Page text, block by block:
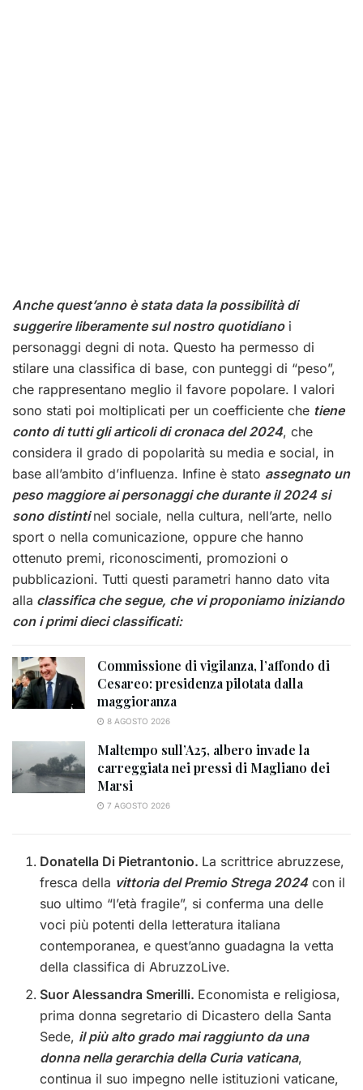
Anche quest’anno è stata data la possibilità di
suggerire liberamente sul nostro quotidianoi
personaggi degni di nota. Questo ha permesso di
stilare una classifica di base, con punteggi di “peso”,
che rappresentano meglio il favore popolare. I valori
sono stati poi moltiplicati per un coefficiente che tiene
conto di tutti gli articoli di cronaca del 2024, che
considera il grado di popolarità su media e social, in
base all’ambito d’influenza. Infine è stato assegnato un
peso maggiore ai personaggi che durante il 2024 si
sono distintinel sociale, nella cultura, nell’arte, nello
sport o nella comunicazione, oppure che hanno
ottenuto premi, riconoscimenti, promozioni o
pubblicazioni. Tutti questi parametri hanno dato vita
alla classifica che segue, che vi proponiamo iniziando
con i primi dieci classificati:
Commissione di vigilanza, l’affondo di
Cesareo: presidenza pilotata dalla
maggioranza
8 AGOSTO 2026
Maltempo sull’A25, albero invade la
carreggiata nei pressi di Magliano dei
Marsi
7 AGOSTO 2026
Donatella Di Pietrantonio. La scrittrice abruzzese,
fresca della vittoria del Premio Strega 2024con il
suo ultimo “l’età fragile”, si conferma una delle
voci più potenti della letteratura italiana
contemporanea, e quest’anno guadagna la vetta
della classifica di AbruzzoLive.
Suor Alessandra Smerilli. Economista e religiosa,
prima donna segretario di Dicastero della Santa
Sede, il più alto grado mai raggiunto da una
donna nella gerarchia della Curia vaticana,
continua il suo impegno nelle istituzioni vaticane,